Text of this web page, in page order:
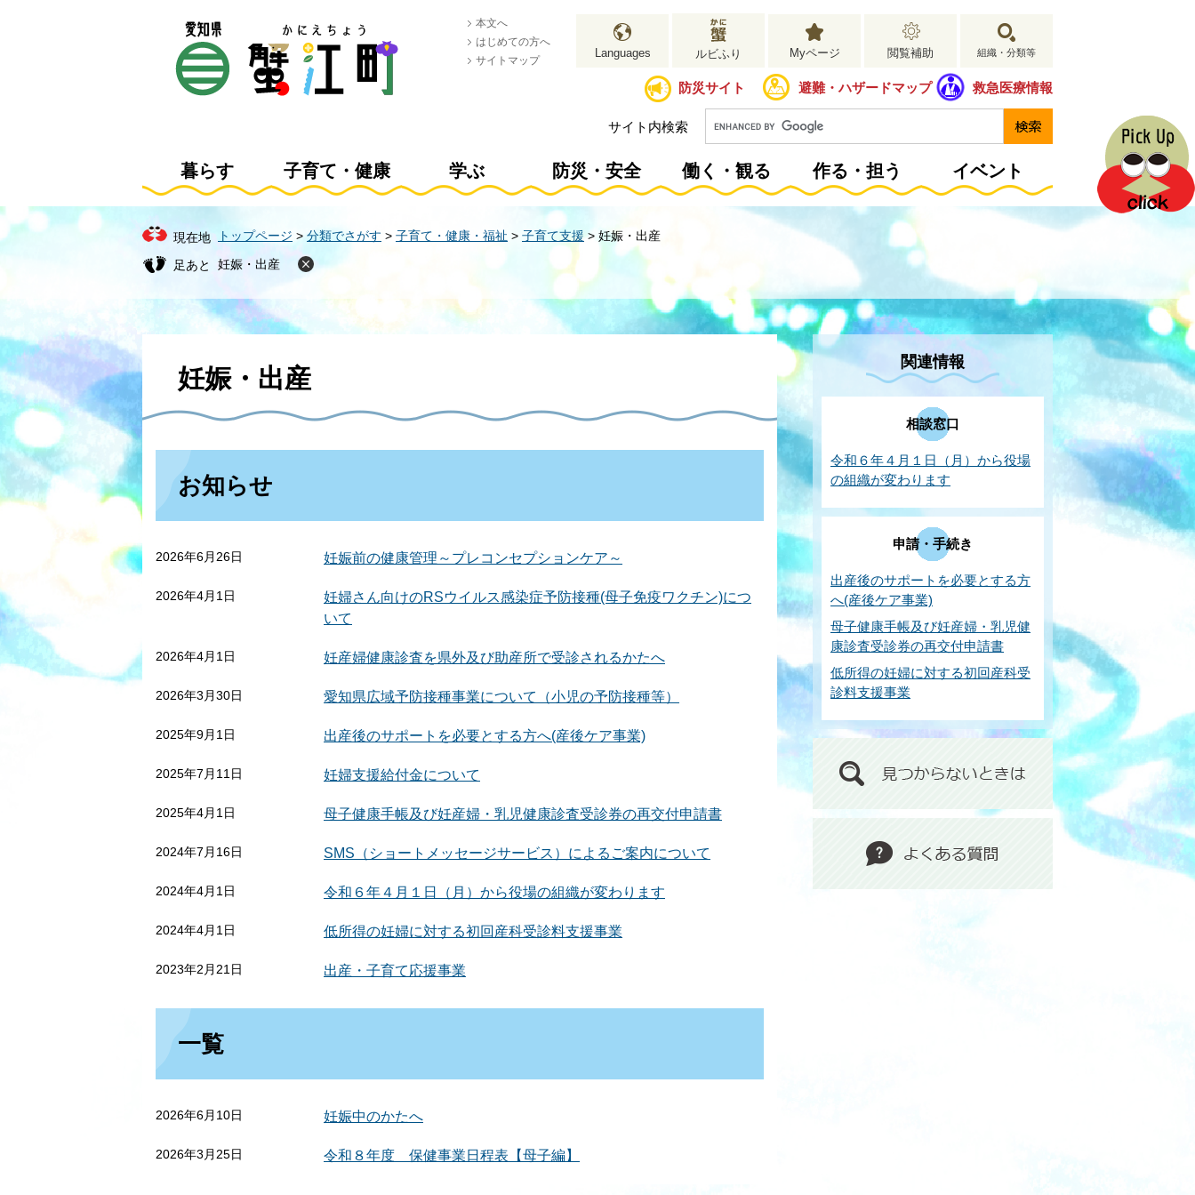
文
へ
本文へ
はじめての方へ
サイトマップ
Languages ルビふり Myページ 閲覧補助 組織・分類等
防災サイト 避難・ハザードマップ 救急医療情報
サイト内検索
暮らす 子育て・健康 学ぶ 防災・安全 働く・観る 作る・担う イベント
現在地 トップページ >分類でさがす > 子育て・健康・福祉 > 子育て支援 > 妊娠・出産
妊娠・出産
妊娠・出産
お知らせ
2026年6月26日 妊娠前の健康管理～プレコンセプションケア～
2026年4月1日
妊婦さん向けのRSウイルス感染症予防接種(母子免疫ワクチン)につ
いて
2026年4月1日 妊産婦健康診査を県外及び助産所で受診されるかたへ
2026年3月30日 愛知県広域予防接種事業について（小児の予防接種等）
2025年9月1日 出産後のサポートを必要とする方へ(産後ケア事業)
2025年7月11日 妊婦支援給付金について
2025年4月1日 母子健康手帳及び妊産婦・乳児健康診査受診券の再交付申請書
2024年7月16日 SMS（ショートメッセージサービス）によるご案内について
2024年4月1日 令和６年４月１日（月）から役場の組織が変わります
2024年4月1日 低所得の妊婦に対する初回産科受診料支援事業
2023年2月21日 出産・子育て応援事業
一覧
2026年6月10日 妊娠中のかたへ
2026年3月25日 令和８年度 保健事業日程表【母子編】
関連情報
相談窓口
令和６年４月１日（月）から役場
の組織が変わります
申請・手続き
出産後のサポートを必要とする方
へ(産後ケア事業)
母子健康手帳及び妊産婦・乳児健
康診査受診券の再交付申請書
低所得の妊婦に対する初回産科受
診料支援事業